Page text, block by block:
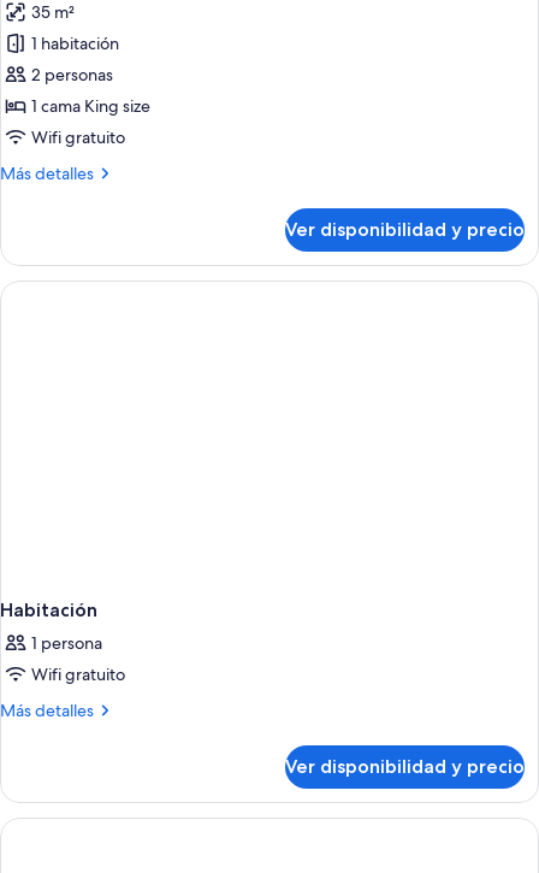
size
las
fotos
de
Suite
junior
35 m²
1 habitación
2 personas
1 cama King size
Wifi gratuito
Más detalles
Más
junior
Ver disponibilidad y precio
Habitación
1 persona
Wifi gratuito
Más detalles
Más
Ver disponibilidad y precio